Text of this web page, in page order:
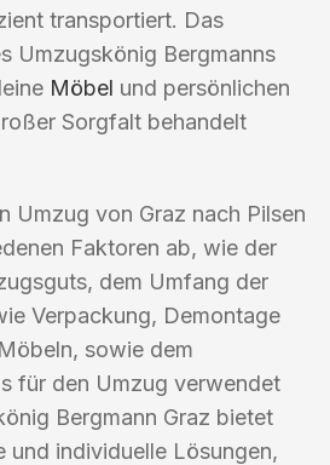
transportiert. Das
Umzugskönig Bergmanns
Möbel und persönlichen
Sorgfalt behandelt
Umzug von Graz nach Pilsen
Faktoren ab, wie der
dem Umfang der
Verpackung, Demontage
sowie dem
für den Umzug verwendet
Bergmann Graz bietet
und individuelle Lösungen,